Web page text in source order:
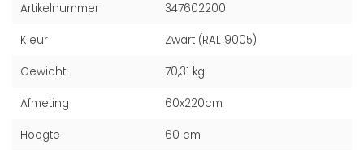
Artikelnummer 347602200
Kleur Zwart (RAL 9005)
Gewicht 70,31 kg
Afmeting 60x220cm
Hoogte 60 cm